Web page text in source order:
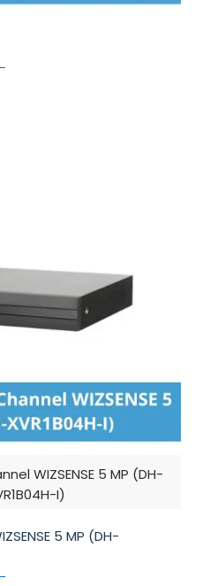
WIZSENSE 5 MP (DH-
I)
5 MP (DH-